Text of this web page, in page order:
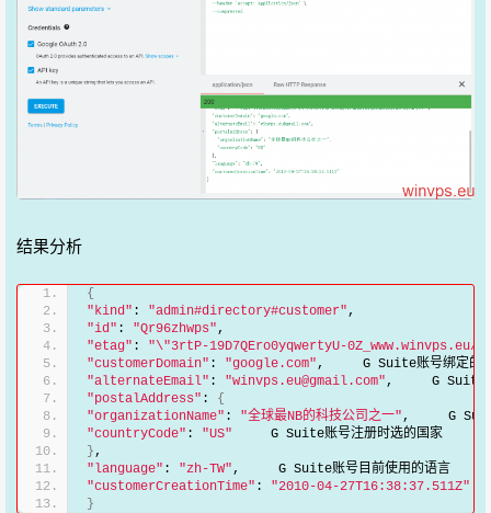
结果分析
{
"kind" : "admin#directory#customer" ,
"id" : "Qr96zhwps" ,
"etag" : "\"3rtP-19D7QEro0yqwertyU-0Z_www.winvps.eu/
"customerDomain" : "google.com" ,     G Suite账号绑定的
"alternateEmail" : "winvps.eu@gmail.com" ,     G Suite账
"postalAddress" : {
"organizationName" : "全球最NB的科技公司之一" ,     G Suite
"countryCode" : "US"
     G Suite账号注册时选的国家
} ,
"language" : "zh-TW" ,     G Suite账号目前使用的语言
"customerCreationTime" : "2010-04-27T16:38:37.511Z"
}